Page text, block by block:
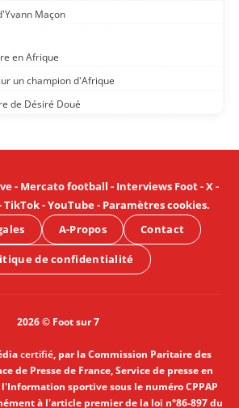
Maçon
en Afrique
un champion d'Afrique
de Désiré Doué
- Mercato football - Interviews Foot-X-
TikTok-YouTube- Paramètres cookies.
A-Propos Contact
de confidentialité
2026 © Foot sur 7
certifié, par la Commission Paritaire des
de Presse de France, Service de presse en
sportive sous le numéro CPPAP
à l'article premier de la loi n°86-897 du